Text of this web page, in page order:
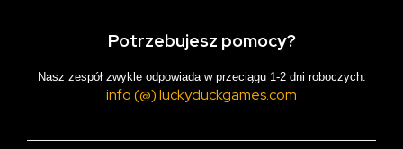
Potrzebujesz pomocy?
Nasz zespół zwykle odpowiada w przeciągu 1-2 dni roboczych.
info (@) luckyduckgames.com